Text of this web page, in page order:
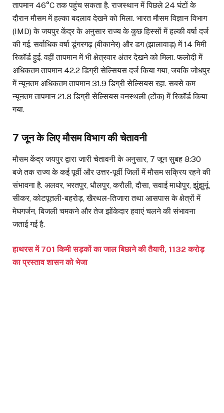
तापमान 46°C तक पहुंच सकता है. राजस्थान में पिछले 24 घंटों के
दौरान मौसम में हल्का बदलाव देखने को मिला. भारत मौसम विज्ञान विभाग
(IMD) के जयपुर केंद्र के अनुसार राज्य के कुछ हिस्सों में हल्की वर्षा दर्ज
की गई. सर्वाधिक वर्षा डूंगरगढ़ (बीकानेर) और डग (झालावाड़) में 14 मिमी
रिकॉर्ड हुई. वहीं तापमान में भी क्षेत्रवार अंतर देखने को मिला. फलोदी में
अधिकतम तापमान 42.2 डिग्री सेल्सियस दर्ज किया गया, जबकि जोधपुर
में न्यूनतम अधिकतम तापमान 31.9 डिग्री सेल्सियस रहा. सबसे कम
न्यूनतम तापमान 21.8 डिग्री सेल्सियस वनस्थली (टोंक) में रिकॉर्ड किया
गया.
7 जून के लिए मौसम विभाग की चेतावनी
मौसम केंद्र जयपुर द्वारा जारी चेतावनी के अनुसार, 7 जून सुबह 8:30
बजे तक राज्य के कई पूर्वी और उत्तर-पूर्वी जिलों में मौसम सक्रिय रहने की
संभावना है. अलवर, भरतपुर, धौलपुर, करौली, दौसा, सवाई माधोपुर, झुंझुनूं,
सीकर, कोटपूतली-बहरोड़, खैरथल-तिजारा तथा आसपास के क्षेत्रों में
मेघगर्जन, बिजली चमकने और तेज झोंकेदार हवाएं चलने की संभावना
जताई गई है.
हाथरस में 701 किमी सड़कों का जाल बिछाने की तैयारी, 1132 करोड़
का प्रस्ताव शासन को भेजा